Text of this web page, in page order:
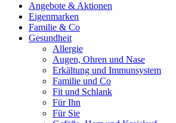
Angebote & Aktionen
Eigenmarken
Familie & Co
Gesundheit
Allergie
Augen, Ohren und Nase
Erkältung und Immunsystem
Familie und Co
Fit und Schlank
Für Ihn
Für Sie